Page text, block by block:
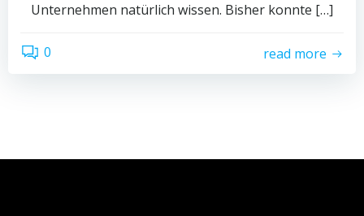
Unternehmen natürlich wissen. Bisher konnte […]
0 read more